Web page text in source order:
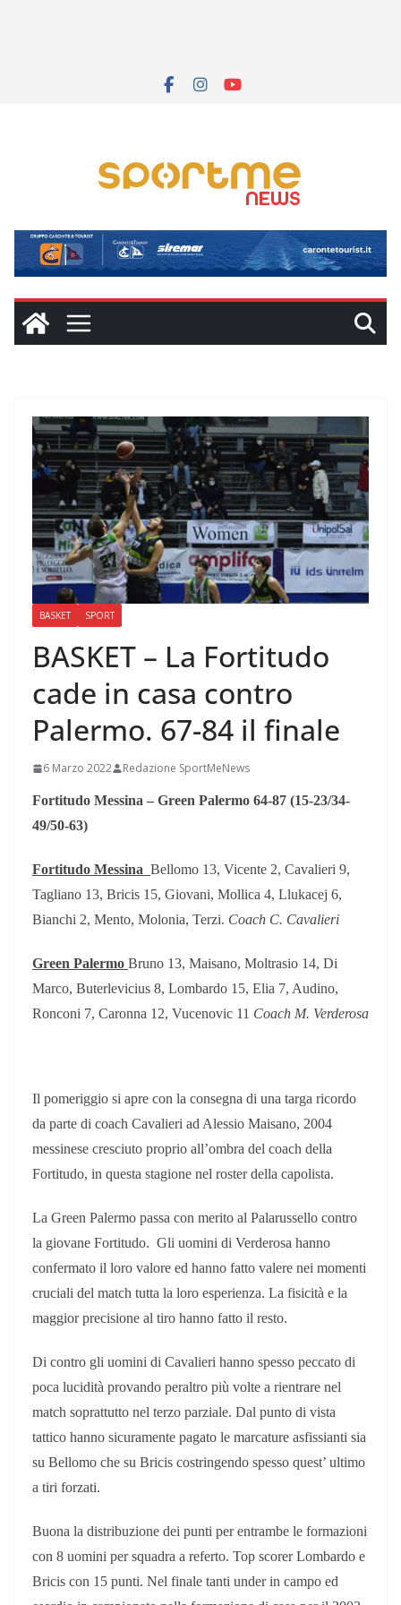
BASKET SPORT
BASKET – La Fortitudo
cade in casa contro
Palermo. 67-84 il finale
6 Marzo 2022 Redazione SportMeNews
Fortitudo Messina – Green Palermo 64-87 (15-23/34-
49/50-63)
Fortitudo Messina Bellomo 13, Vicente 2, Cavalieri 9,
Tagliano 13, Bricis 15, Giovani, Mollica 4, Llukacej 6,
Bianchi 2, Mento, Molonia, Terzi. Coach C. Cavalieri
Green Palermo Bruno 13, Maisano, Moltrasio 14, Di
Marco, Buterlevicius 8, Lombardo 15, Elia 7, Audino,
Ronconi 7, Caronna 12, Vucenovic 11 Coach M. Verderosa
Il pomeriggio si apre con la consegna di una targa ricordo
da parte di coach Cavalieri ad Alessio Maisano, 2004
messinese cresciuto proprio all’ombra del coach della
Fortitudo, in questa stagione nel roster della capolista.
La Green Palermo passa con merito al Palarussello contro
la giovane Fortitudo. Gli uomini di Verderosa hanno
confermato il loro valore ed hanno fatto valere nei momenti
cruciali del match tutta la loro esperienza. La fisicità e la
maggior precisione al tiro hanno fatto il resto.
Di contro gli uomini di Cavalieri hanno spesso peccato di
poca lucidità provando peraltro più volte a rientrare nel
match soprattutto nel terzo parziale. Dal punto di vista
tattico hanno sicuramente pagato le marcature asfissianti sia
su Bellomo che su Bricis costringendo spesso quest’ ultimo
a tiri forzati.
Buona la distribuzione dei punti per entrambe le formazioni
con 8 uomini per squadra a referto. Top scorer Lombardo e
Bricis con 15 punti. Nel finale tanti under in campo ed